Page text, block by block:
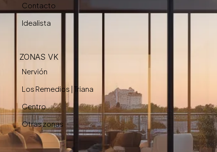
Contacto
Idealista
ZONAS VK
Nervión
Los Remedios | Triana
Centro
Otras zonas